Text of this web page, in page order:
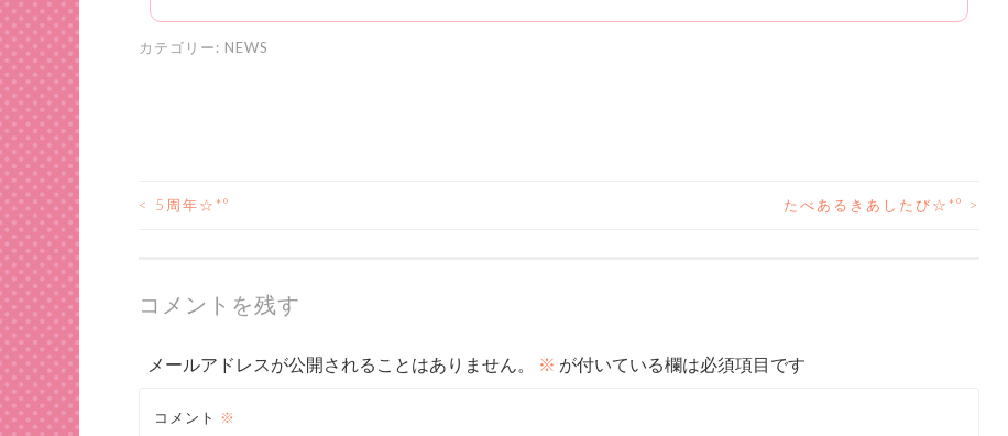
カテゴリー: NEWS
投
ビ
< 5周年☆*° たべあるきあしたび☆*° >
コメントを残す
メールアドレスが公開されることはありません。 ※ が付いている欄は必須項目です
コメント ※